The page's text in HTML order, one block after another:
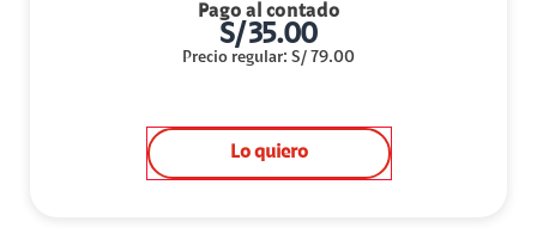
Pago al contado
S/35.00
Precio regular: S/ 79.00
Lo quiero